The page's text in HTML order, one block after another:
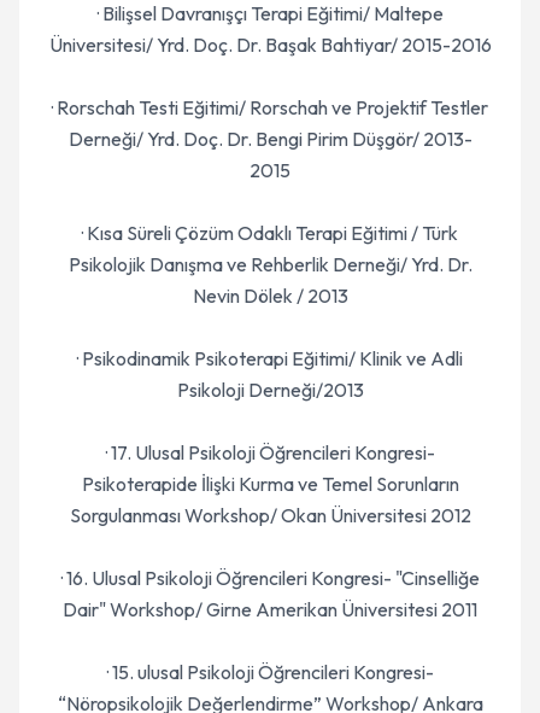
· Bilişsel Davranışçı Terapi Eğitimi/ Maltepe
Üniversitesi/ Yrd. Doç. Dr. Başak Bahtiyar/ 2015-2016
· Rorschah Testi Eğitimi/ Rorschah ve Projektif Testler
Derneği/ Yrd. Doç. Dr. Bengi Pirim Düşgör/ 2013-
2015
· Kısa Süreli Çözüm Odaklı Terapi Eğitimi / Türk
Psikolojik Danışma ve Rehberlik Derneği/ Yrd. Dr.
Nevin Dölek / 2013
· Psikodinamik Psikoterapi Eğitimi/ Klinik ve Adli
Psikoloji Derneği/2013
· 17. Ulusal Psikoloji Öğrencileri Kongresi-
Psikoterapide İlişki Kurma ve Temel Sorunların
Sorgulanması Workshop/ Okan Üniversitesi 2012
· 16. Ulusal Psikoloji Öğrencileri Kongresi- "Cinselliğe
Dair" Workshop/ Girne Amerikan Üniversitesi 2011
· 15. ulusal Psikoloji Öğrencileri Kongresi-
“Nöropsikolojik Değerlendirme” Workshop/ Ankara